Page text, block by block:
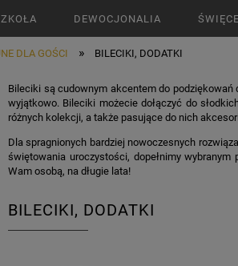
DEWOCJONALIA
DLA GOŚCI » BILECIKI, DODATKI
Bileciki są cudownym akcentem do
wyjątkowo. Bileciki możecie dołączyć do
różnych kolekcji, a także pasujące do nich
Dla spragnionych bardziej nowoczesnych
świętowania uroczystości, dopełnimy
Wam osobą, na długie lata!
BILECIKI, DODATKI